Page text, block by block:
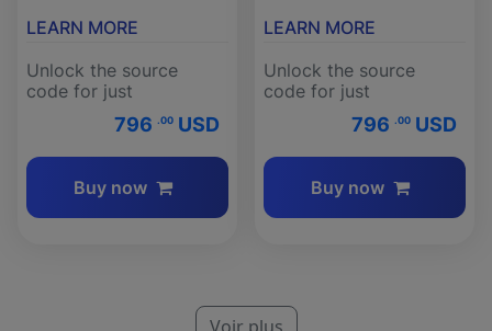
LEARN MORE
Unlock the source
code for just
796 .00 USD
Buy now
LEARN MORE
Unlock the source
code for just
796 .00 USD
Buy now